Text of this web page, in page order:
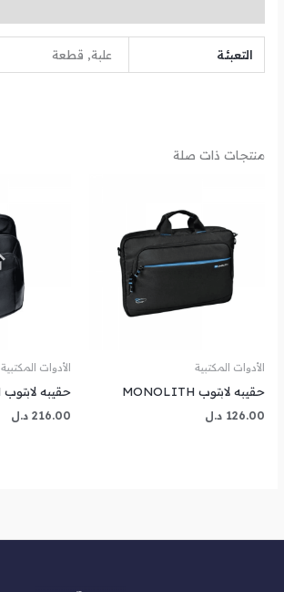
التعبئة علبة, قطعة
منتجات ذات صلة
الأدوات المكتبية
حقيبه لابتوب MONOLITH
126.00 د.ل
الأدوات المكتبية
حقيبه لابتوب MONOLITH
216.00 د.ل